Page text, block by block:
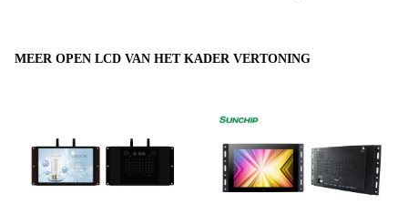
MEER OPEN LCD VAN HET KADER VERTONING